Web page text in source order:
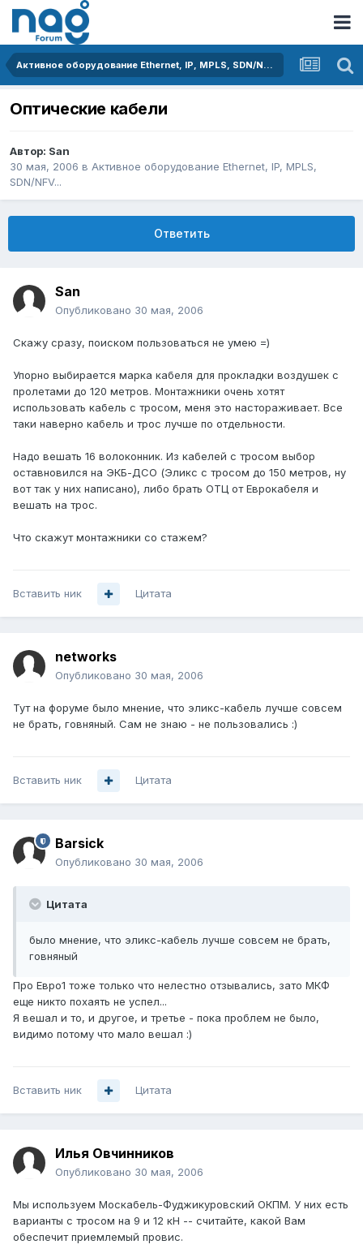
Активное оборудование Ethernet, IP, MPLS, SDN/NFV...
Оптические кабели
Автор: San
30 мая, 2006 в Активное оборудование Ethernet, IP, MPLS,
SDN/NFV...
Ответить
San
Опубликовано 30 мая, 2006
Скажу сразу, поиском пользоваться не умею =)
Упорно выбирается марка кабеля для прокладки воздушек с
пролетами до 120 метров. Монтажники очень хотят
использовать кабель с тросом, меня это настораживает. Все
таки наверно кабель и трос лучше по отдельности.
Надо вешать 16 волоконник. Из кабелей с тросом выбор
оставновился на ЭКБ-ДСО (Эликс с тросом до 150 метров, ну
вот так у них написано), либо брать ОТЦ от Еврокабеля и
вешать на трос.
Что скажут монтажники со стажем?
Вставить ник Цитата
networks
Опубликовано 30 мая, 2006
Тут на форуме было мнение, что эликс-кабель лучше совсем
не брать, говняный. Сам не знаю - не пользовались :)
Вставить ник Цитата
Barsick
Опубликовано 30 мая, 2006
Цитата
было мнение, что эликс-кабель лучше совсем не брать,
говняный
Про Евро1 тоже только что нелестно отзывались, зато МКФ
еще никто похаять не успел...
Я вешал и то, и другое, и третье - пока проблем не было,
видимо потому что мало вешал :)
Вставить ник Цитата
Илья Овчинников
Опубликовано 30 мая, 2006
Мы используем Москабель-Фуджикуровский ОКПМ. У них есть
варианты с тросом на 9 и 12 кН -- считайте, какой Вам
обеспечит приемлемый провис.